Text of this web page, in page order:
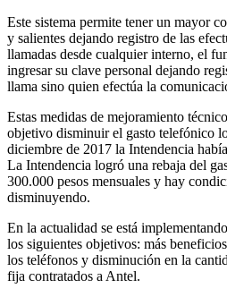
Este sistema permite tener un mayor
y salientes dejando registro de las
llamadas desde cualquier interno, el
ingresar su clave personal dejando
llama sino quien efectúa la
Estas medidas de mejoramiento
objetivo disminuir el gasto telefónico
diciembre de 2017 la Intendencia
La Intendencia logró una rebaja del
300.000 pesos mensuales y hay
disminuyendo.
En la actualidad se está
los siguientes objetivos: más
los teléfonos y disminución en la
fija contratados a Antel.